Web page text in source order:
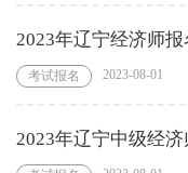
2023年辽宁经济师
考试报名 2023-08-01
2023年辽宁中级经